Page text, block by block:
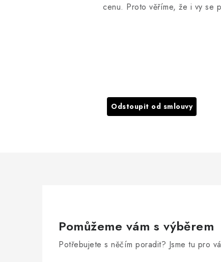
cenu. Proto věříme, že i vy se
Odstoupit od smlouvy
Pomůžeme vám s výběrem
Potřebujete s něčím poradit? Jsme tu pro